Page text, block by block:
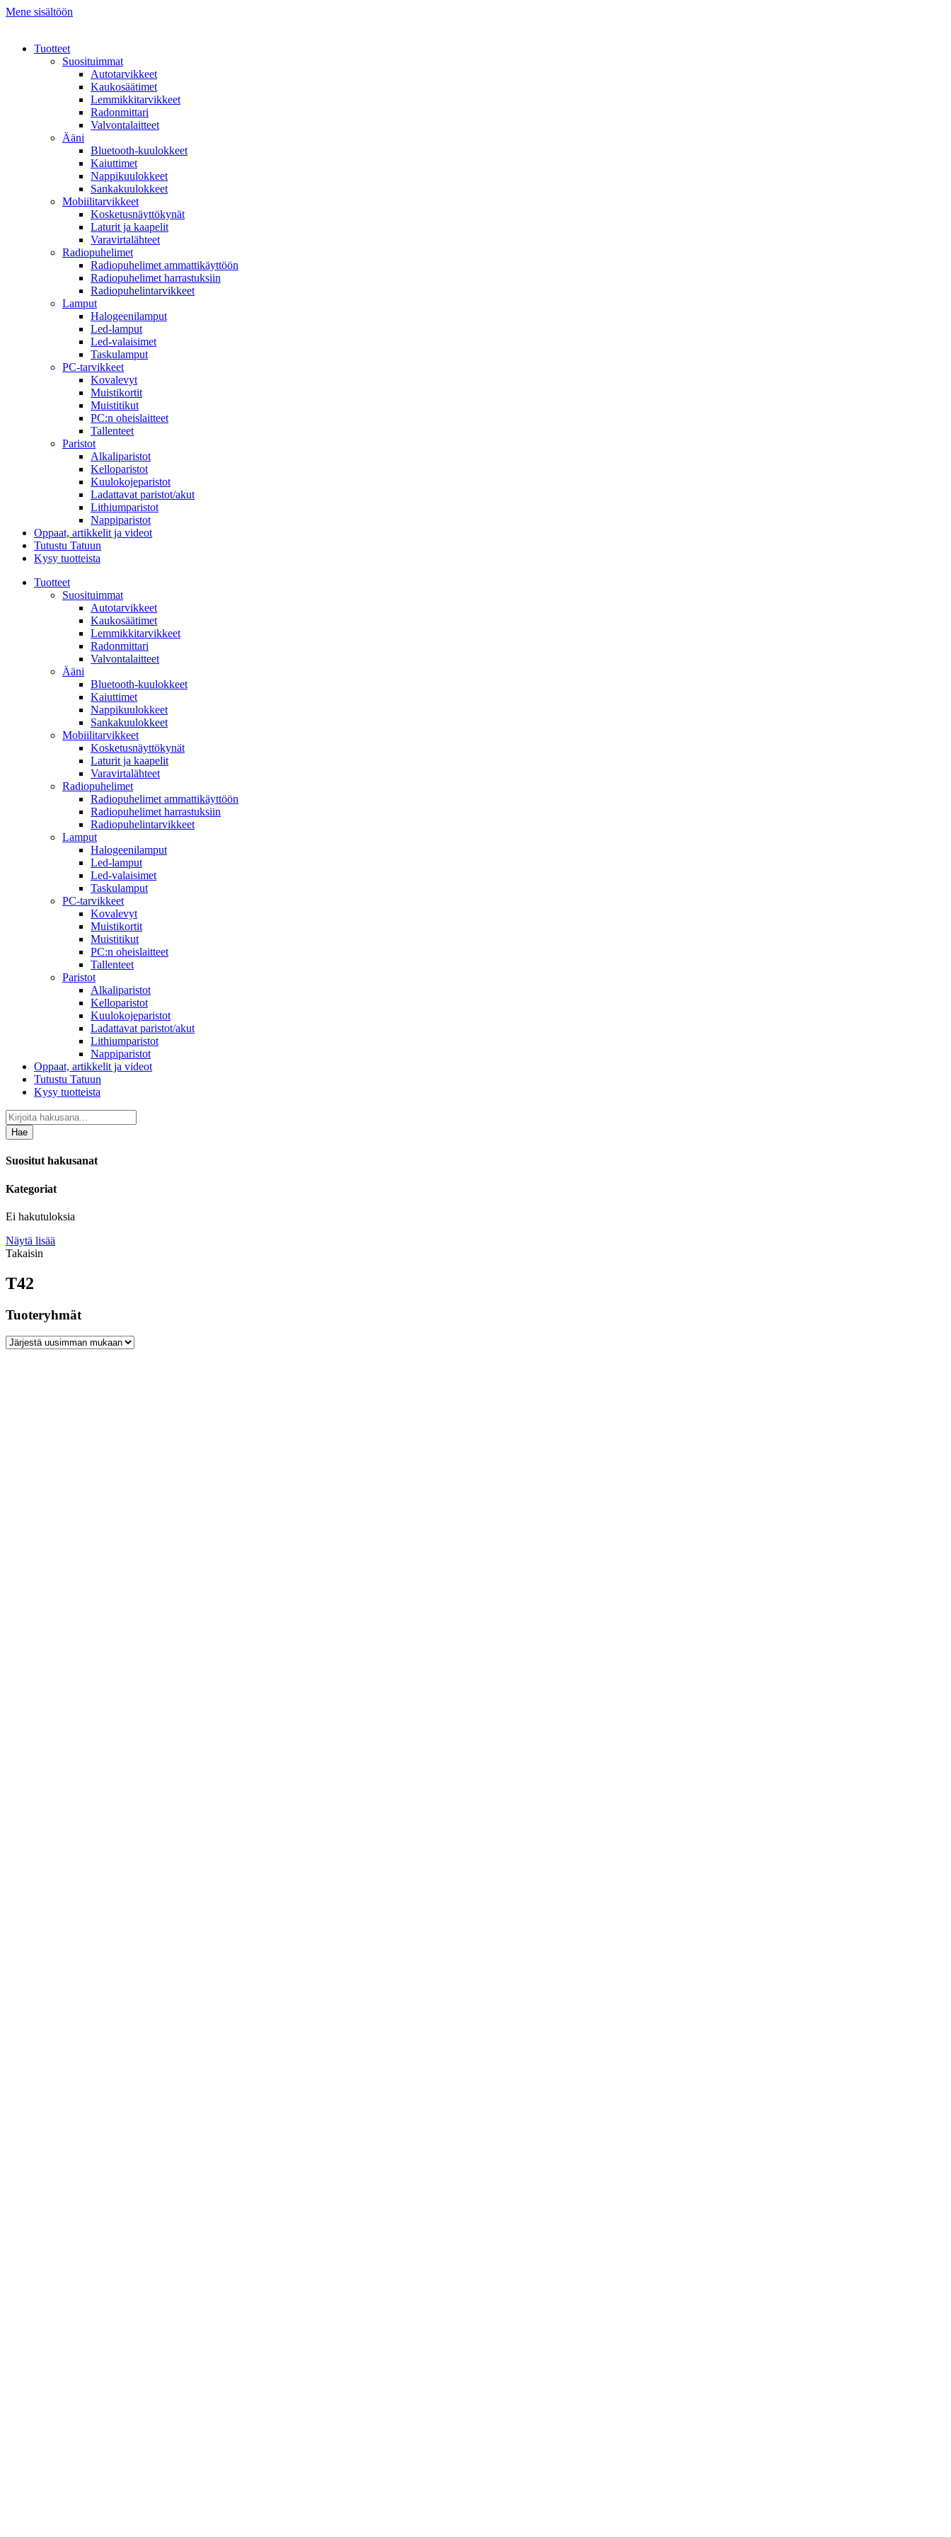
Mene sisältöön
Tuotteet
Suosituimmat
Autotarvikkeet
Kaukosäätimet
Lemmikkitarvikkeet
Radonmittari
Valvontalaitteet
Ääni
Bluetooth-kuulokkeet
Kaiuttimet
Nappikuulokkeet
Sankakuulokkeet
Mobiilitarvikkeet
Kosketusnäyttökynät
Laturit ja kaapelit
Varavirtalähteet
Radiopuhelimet
Radiopuhelimet ammattikäyttöön
Radiopuhelimet harrastuksiin
Radiopuhelintarvikkeet
Lamput
Halogeenilamput
Led-lamput
Led-valaisimet
Taskulamput
PC-tarvikkeet
Kovalevyt
Muistikortit
Muistitikut
PC:n oheislaitteet
Tallenteet
Paristot
Alkaliparistot
Kelloparistot
Kuulokojeparistot
Ladattavat paristot/akut
Lithiumparistot
Nappiparistot
Oppaat, artikkelit ja videot
Tutustu Tatuun
Kysy tuotteista
Tuotteet
Suosituimmat
Autotarvikkeet
Kaukosäätimet
Lemmikkitarvikkeet
Radonmittari
Valvontalaitteet
Ääni
Bluetooth-kuulokkeet
Kaiuttimet
Nappikuulokkeet
Sankakuulokkeet
Mobiilitarvikkeet
Kosketusnäyttökynät
Laturit ja kaapelit
Varavirtalähteet
Radiopuhelimet
Radiopuhelimet ammattikäyttöön
Radiopuhelimet harrastuksiin
Radiopuhelintarvikkeet
Lamput
Halogeenilamput
Led-lamput
Led-valaisimet
Taskulamput
PC-tarvikkeet
Kovalevyt
Muistikortit
Muistitikut
PC:n oheislaitteet
Tallenteet
Paristot
Alkaliparistot
Kelloparistot
Kuulokojeparistot
Ladattavat paristot/akut
Lithiumparistot
Nappiparistot
Oppaat, artikkelit ja videot
Tutustu Tatuun
Kysy tuotteista
Hae
Suositut hakusanat
Kategoriat
Ei hakutuloksia
Näytä lisää
Takaisin
T42
Tuoteryhmät